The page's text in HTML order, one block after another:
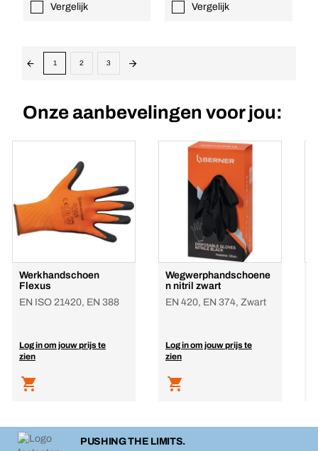
Vergelijk Vergelijk
1 2 3
Onze aanbevelingen voor jou:
Werkhandschoen
Flexus
EN ISO 21420, EN 388
Log in om jouw prijs te
zien
Wegwerphandschoene
n nitril zwart
EN 420, EN 374, Zwart
Log in om jouw prijs te
zien
PUSHING THE LIMITS.